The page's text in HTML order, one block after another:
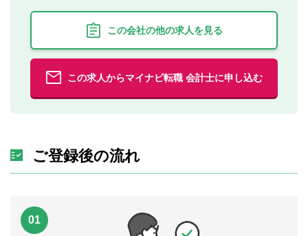
この会社の他の求人を見る
この求人からマイナビ転職 会計士に申し込む
ご登録後の流れ
01